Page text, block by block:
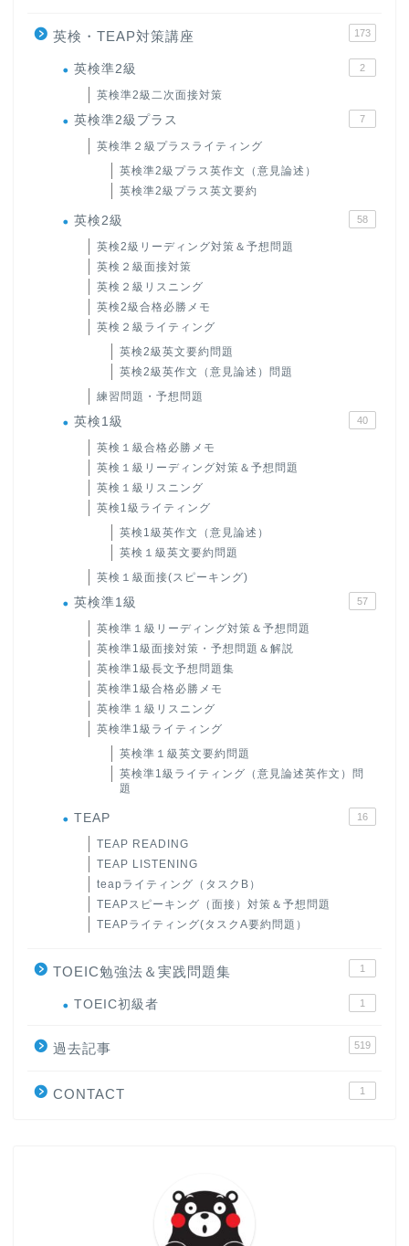
英検・TEAP対策講座 173
英検準2級 2
英検準2級二次面接対策
英検準2級プラス 7
英検準２級プラスライティング
英検準2級プラス英作文（意見論述）
英検準2級プラス英文要約
英検2級 58
英検2級リーディング対策＆予想問題
英検２級面接対策
英検２級リスニング
英検2級合格必勝メモ
英検２級ライティング
英検2級英文要約問題
英検2級英作文（意見論述）問題
練習問題・予想問題
英検1級 40
英検１級合格必勝メモ
英検１級リーディング対策＆予想問題
英検１級リスニング
英検1級ライティング
英検1級英作文（意見論述）
英検１級英文要約問題
英検１級面接(スピーキング)
英検準1級 57
英検準１級リーディング対策＆予想問題
英検準1級面接対策・予想問題＆解説
英検準1級長文予想問題集
英検準1級合格必勝メモ
英検準１級リスニング
英検準1級ライティング
英検準１級英文要約問題
英検準1級ライティング（意見論述英作文）問
題
TEAP 16
TEAP READING
TEAP LISTENING
teapライティング（タスクB）
TEAPスピーキング（面接）対策＆予想問題
TEAPライティング(タスクA要約問題）
TOEIC勉強法＆実践問題集 1
TOEIC初級者 1
過去記事 519
CONTACT 1
大学入試英語対策講座
英語名言・格言・カッコい